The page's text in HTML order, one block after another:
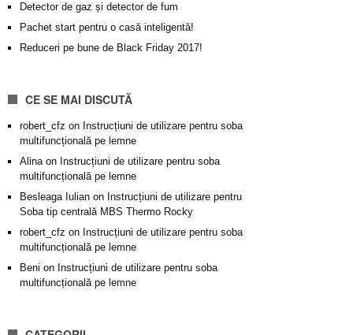
Detector de gaz și detector de fum
Pachet start pentru o casă inteligentă!
Reduceri pe bune de Black Friday 2017!
CE SE MAI DISCUTĂ
robert_cfz on Instrucțiuni de utilizare pentru soba
multifuncțională pe lemne
Alinaon Instrucțiuni de utilizare pentru soba
multifuncțională pe lemne
Besleaga Iulian on Instrucțiuni de utilizare pentru
Soba tip centrală MBS Thermo Rocky
robert_cfz on Instrucțiuni de utilizare pentru soba
multifuncțională pe lemne
Beni on Instrucțiuni de utilizare pentru soba
multifuncțională pe lemne